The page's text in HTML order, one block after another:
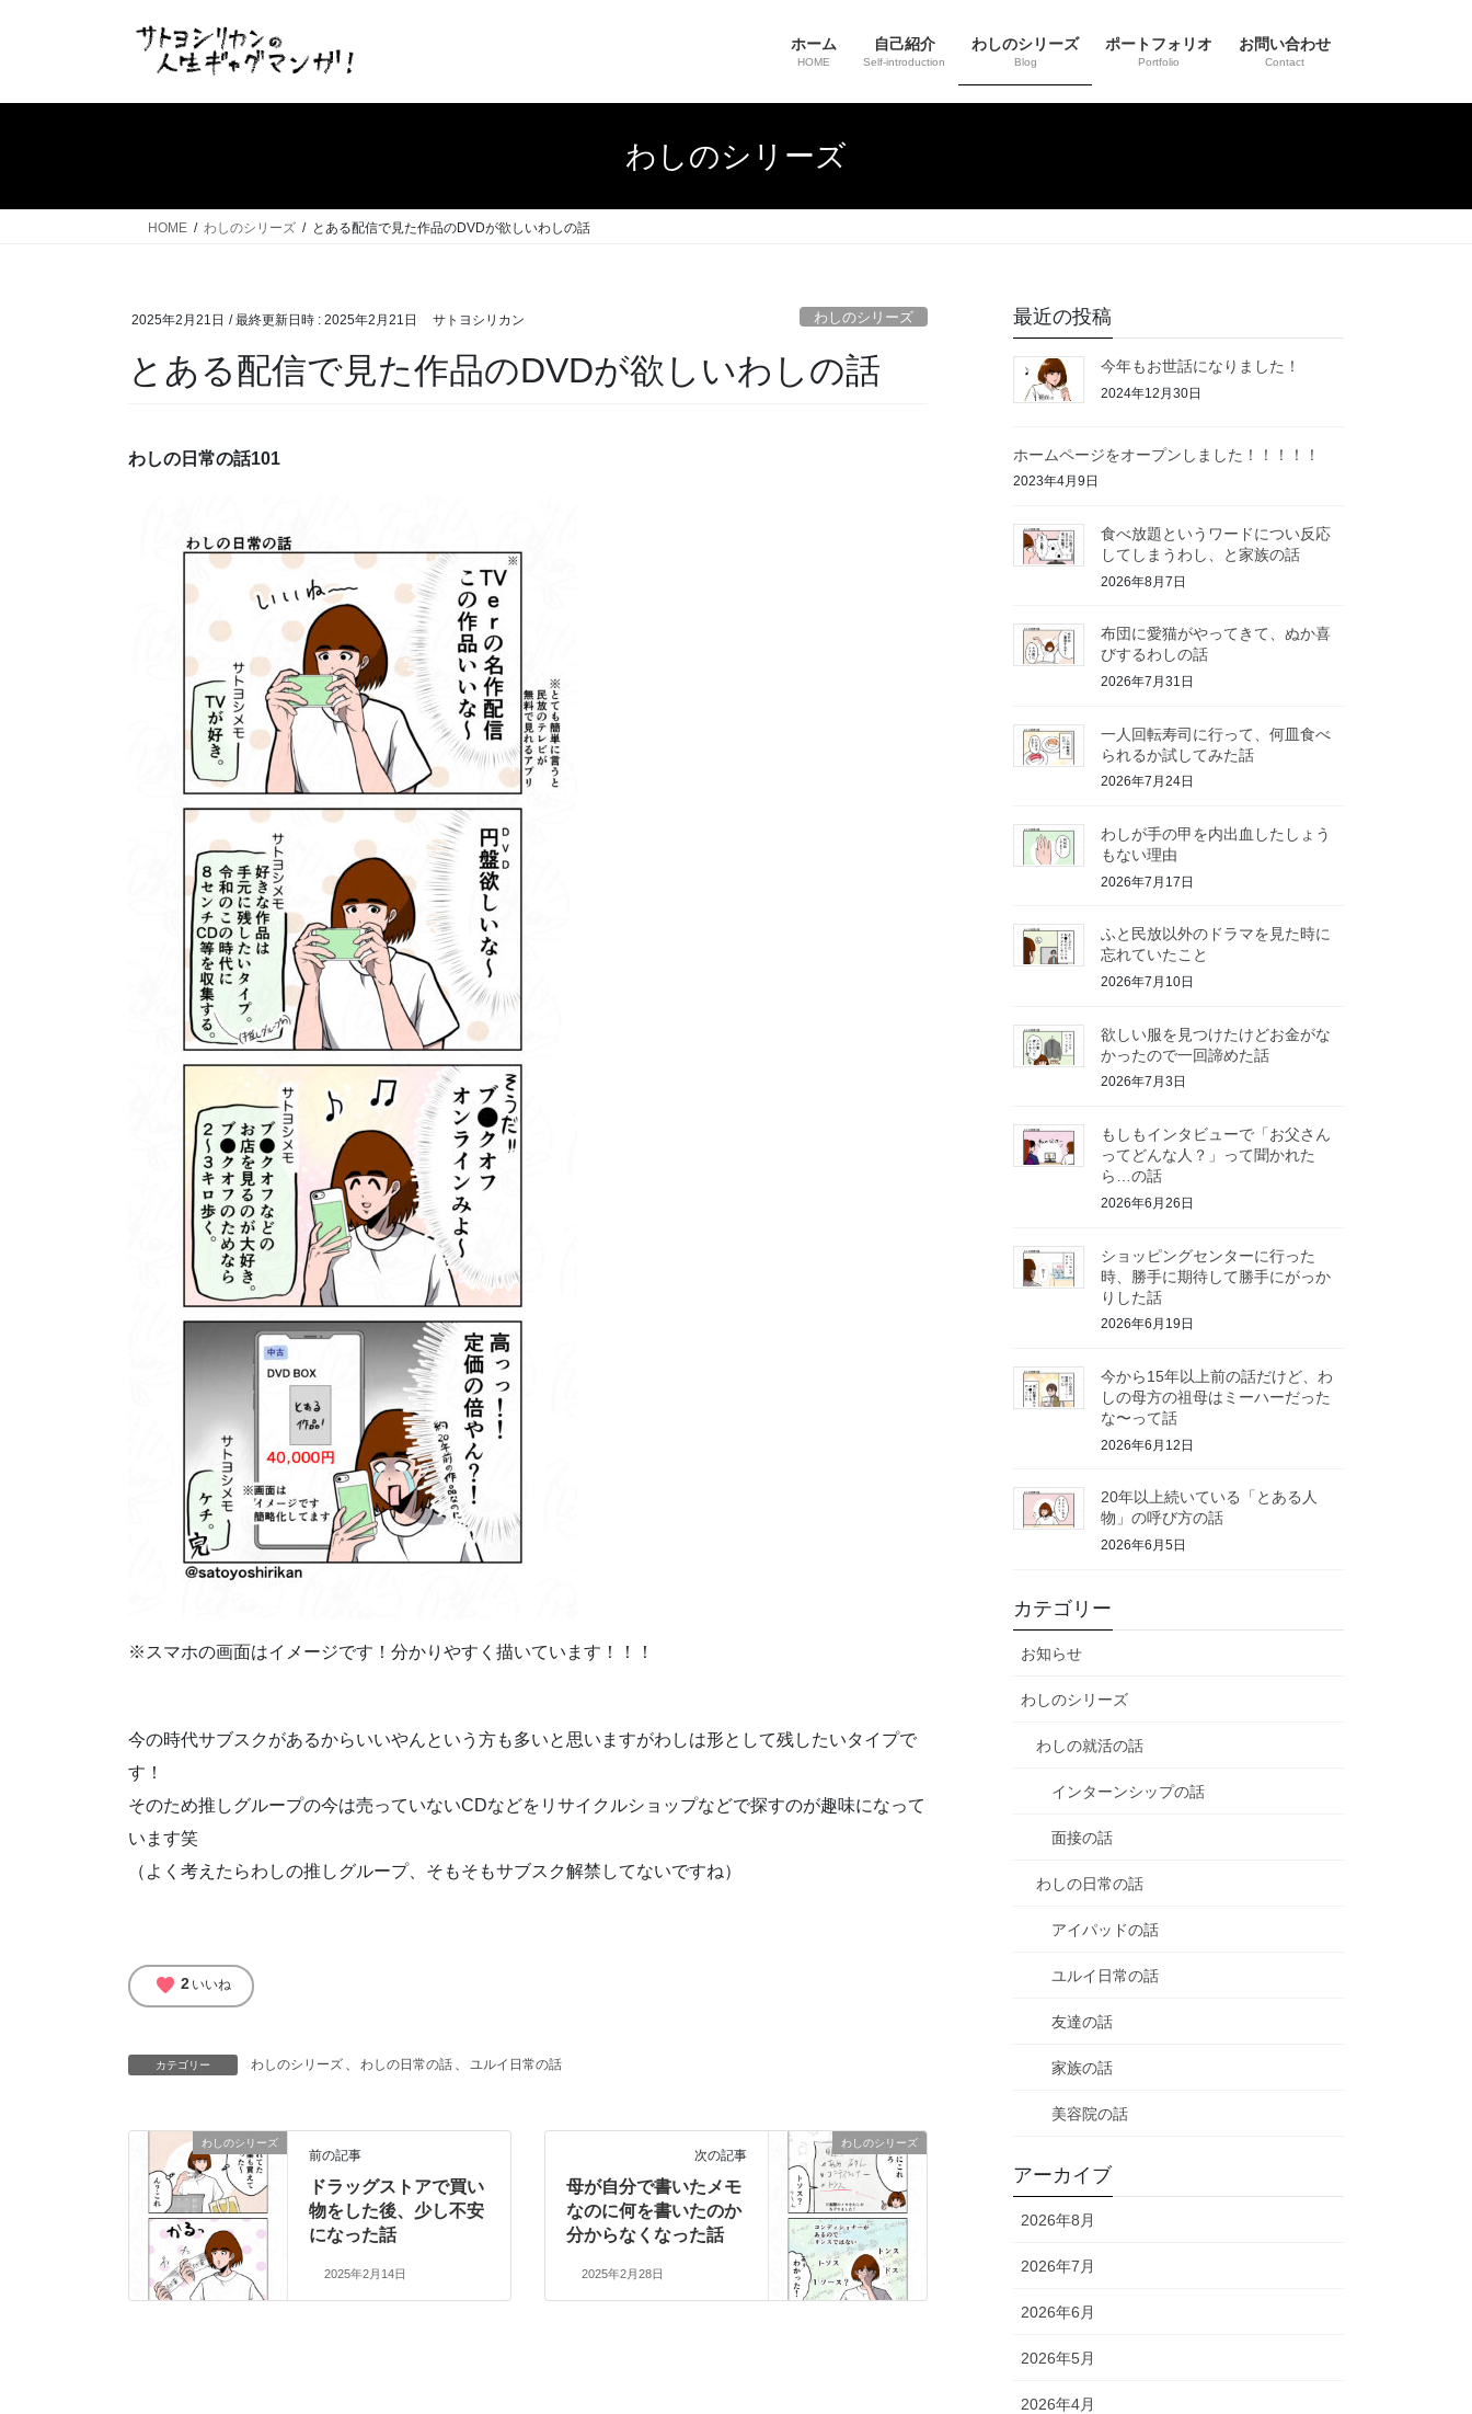
ホーム
HOME
自己紹介
Self-introduction
わしのシリーズ
Blog
ポートフォリオ
Portfolio
お問い合わせ
Contact
わしのシリーズ
HOME わしのシリーズ とある配信で見た作品のDVDが欲しいわしの話
2025年2月21日 / 最終更新日時 : 2025年2月21日 サトヨシリカン わしのシリーズ
とある配信で見た作品のDVDが欲しいわしの話
わしの日常の話101
※スマホの画面はイメージです！分かりやすく描いています！！！
今の時代サブスクがあるからいいやんという方も多いと思いますがわしは形として残したいタイプで
す！
そのため推しグループの今は売っていないCDなどをリサイクルショップなどで探すのが趣味になって
います笑
（よく考えたらわしの推しグループ、そもそもサブスク解禁してないですね）
favorite 2 いいね
カテゴリー わしのシリーズ わしの日常の話 ユルイ日常の話
わしのシリーズ
前の記事
ドラッグストアで買い
物をした後、少し不安
になった話
2025年2月14日
わしのシリーズ
次の記事
母が自分で書いたメモ
なのに何を書いたのか
分からなくなった話
2025年2月28日
最近の投稿
今年もお世話になりました！
2024年12月30日
ホームページをオープンしました！！！！！
2023年4月9日
食べ放題というワードについ反応
してしまうわし、と家族の話
2026年8月7日
布団に愛猫がやってきて、ぬか喜
びするわしの話
2026年7月31日
一人回転寿司に行って、何皿食べ
られるか試してみた話
2026年7月24日
わしが手の甲を内出血したしょう
もない理由
2026年7月17日
ふと民放以外のドラマを見た時に
忘れていたこと
2026年7月10日
欲しい服を見つけたけどお金がな
かったので一回諦めた話
2026年7月3日
もしもインタビューで「お父さん
ってどんな人？」って聞かれた
ら…の話
2026年6月26日
ショッピングセンターに行った
時、勝手に期待して勝手にがっか
りした話
2026年6月19日
今から15年以上前の話だけど、わ
しの母方の祖母はミーハーだった
な〜って話
2026年6月12日
20年以上続いている「とある人
物」の呼び方の話
2026年6月5日
カテゴリー
お知らせ
わしのシリーズ
わしの就活の話
インターンシップの話
面接の話
わしの日常の話
アイパッドの話
ユルイ日常の話
友達の話
家族の話
美容院の話
アーカイブ
2026年8月
2026年7月
2026年6月
2026年5月
2026年4月